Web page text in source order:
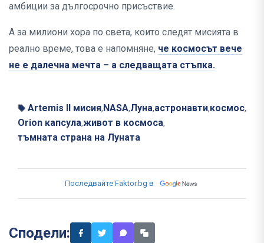
амбиции за дългосрочно присъствие.
А за милиони хора по света, които следят мисията в
реално време, това е напомняне, че космосът вече
не е далечна мечта – а следващата стъпка.
Artemis II мисия,NASA,Луна,астронавти,космос,
Orion капсула,живот в космоса,
тъмната страна на Луната
Последвайте Faktor.bg в
Сподели: